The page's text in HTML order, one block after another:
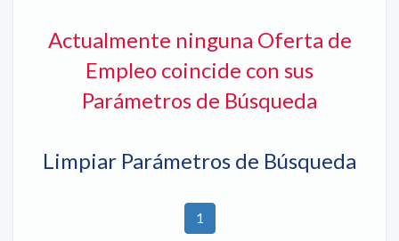
Actualmente ninguna Oferta de
Empleo coincide con sus
Parámetros de Búsqueda
Limpiar Parámetros de Búsqueda
1